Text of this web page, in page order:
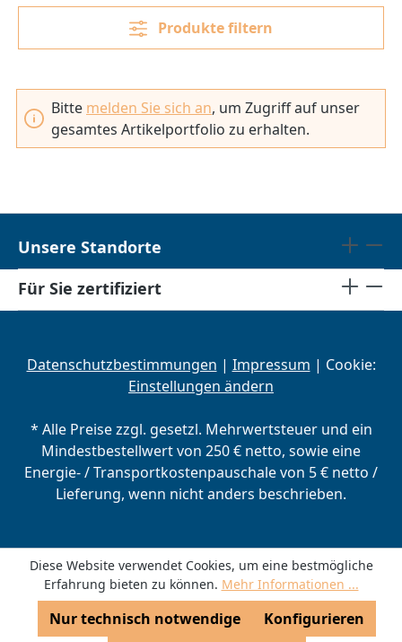
Produkte filtern
Bitte melden Sie sich an, um Zugriff auf unser
gesamtes Artikelportfolio zu erhalten.
Unsere Standorte
Für Sie zertifiziert
Datenschutzbestimmungen | Impressum | Cookie:
Einstellungen ändern
* Alle Preise zzgl. gesetzl. Mehrwertsteuer und ein
Mindestbestellwert von 250 € netto, sowie eine
Energie- / Transportkostenpauschale von 5 € netto /
Lieferung, wenn nicht anders beschrieben.
Diese Website verwendet Cookies, um eine bestmögliche
Erfahrung bieten zu können. Mehr Informationen ...
Nur technisch notwendige Konfigurieren